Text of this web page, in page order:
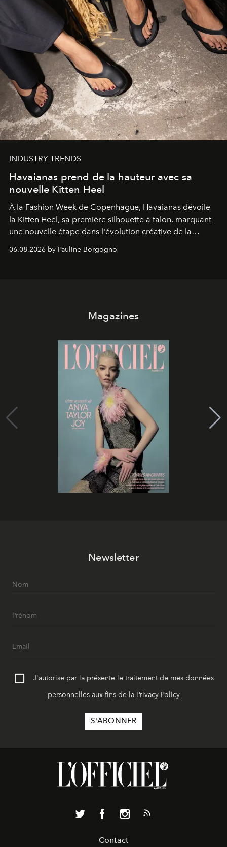
INDUSTRY TRENDS
Havaianas prend de la hauteur avec sa
nouvelle Kitten Heel
À la Fashion Week de Copenhague, Havaianas dévoile
la Kitten Heel, sa première silhouette à talon, marquant
une nouvelle étape dans l'évolution créative de la
06.08.2026 by Pauline Borgogno
Magazines
Newsletter
J'autorise par la présente le traitement de mes données
personnelles aux fins de la Privacy Policy
Contact